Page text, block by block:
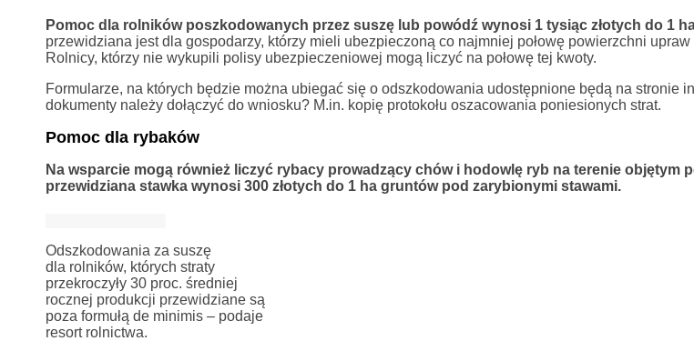
Pomoc dla rolników poszkodowanych przez suszę lub powódź wynosi 1 tysiąc złotych do 1
przewidziana jest dla gospodarzy, którzy mieli ubezpieczoną co najmniej połowę powierzchni upraw
Rolnicy, którzy nie wykupili polisy ubezpieczeniowej mogą liczyć na połowę tej kwoty.
Formularze, na których będzie można ubiegać się o odszkodowania udostępnione będą na stronie
dokumenty należy dołączyć do wniosku? M.in. kopię protokołu oszacowania poniesionych strat.
Pomoc dla rybaków
Na wsparcie mogą również liczyć rybacy prowadzący chów i hodowlę ryb na terenie objętym
przewidziana stawka wynosi 300 złotych do 1 ha gruntów pod zarybionymi stawami.
Odszkodowania za suszę
dla rolników, których straty
przekroczyły 30 proc. średniej
rocznej produkcji przewidziane są
poza formułą de minimis – podaje
resort rolnictwa.